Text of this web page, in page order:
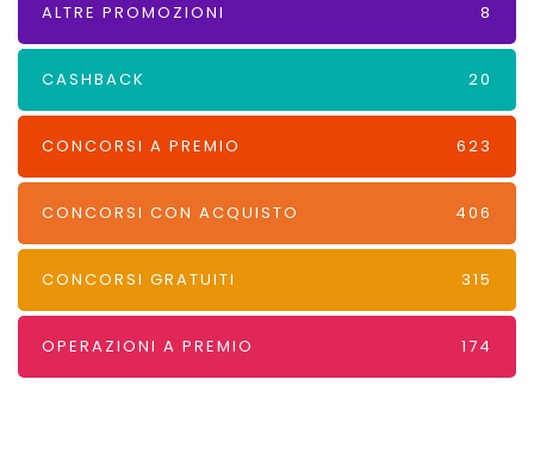
ALTRE PROMOZIONI 8
CASHBACK 20
CONCORSI A PREMIO 623
CONCORSI CON ACQUISTO 406
CONCORSI GRATUITI 315
OPERAZIONI A PREMIO 174